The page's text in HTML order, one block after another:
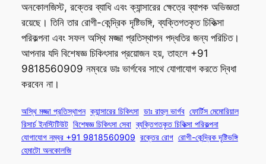
অনকোলজিস্ট, রক্তের ব্যাধি এবং ক্যান্সারের ক্ষেত্রে ব্যাপক অভিজ্ঞতা
রয়েছে। তিনি তার রোগী-কেন্দ্রিক দৃষ্টিভঙ্গি, ব্যক্তিগতকৃত চিকিত্সা
পরিকল্পনা এবং সফল অস্থি মজ্জা প্রতিস্থাপন পদ্ধতির জন্য পরিচিত।
আপনার যদি বিশেষজ্ঞ চিকিৎসার প্রয়োজন হয়, তাহলে +91
9818560909 নম্বরে ডাঃ ভার্গবের সাথে যোগাযোগ করতে দ্বিধা
করবেন না।
অস্থি মজ্জা প্রতিস্থাপন ক্যান্সারের চিকিৎসা ডাঃ রাহুল ভার্গব ফোর্টিস মেমোরিয়াল
রিসার্চ ইনস্টিটিউট বিশেষজ্ঞ চিকিৎসা সেবা ব্যক্তিগতকৃত চিকিত্সা পরিকল্পনা
যোগাযোগ নম্বর +91 9818560909 রক্তের রোগ রোগী-কেন্দ্রিক দৃষ্টিভঙ্গি
হেমাটো অনকোলজি